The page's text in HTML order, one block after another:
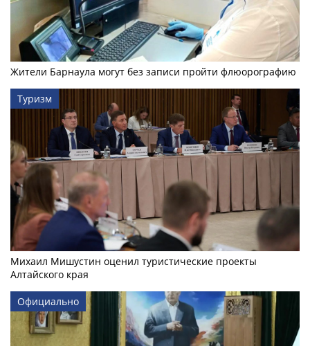
Жители Барнаула могут без записи пройти флюорографию
Туризм
Михаил Мишустин оценил туристические проекты
Алтайского края
Официально